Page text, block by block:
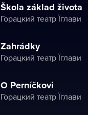
Škola základ života
Горацкий театр Їглави
Zahrádky
Горацкий театр Їглави
O Perníčkovi
Горацкий театр Їглави